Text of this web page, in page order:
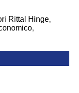
Rittal Hinge,